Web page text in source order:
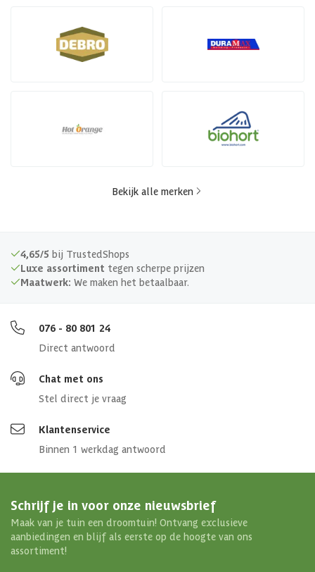
Bekijk alle merken
4,65/5 bij TrustedShops
Luxe assortiment tegen scherpe prijzen
Maatwerk: We maken het betaalbaar.
076 - 80 801 24
Direct antwoord
Chat met ons
Stel direct je vraag
Klantenservice
Binnen 1 werkdag antwoord
Schrijf je in voor onze nieuwsbrief
Maak van je tuin een droomtuin! Ontvang exclusieve
aanbiedingen en blijf als eerste op de hoogte van ons
assortiment!